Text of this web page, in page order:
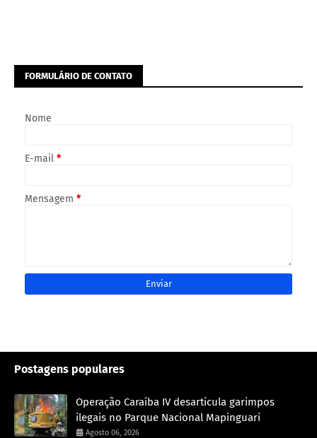
FORMULÁRIO DE CONTATO
Nome
E-mail *
Mensagem *
Postagens populares
Operação Caraíba IV desarticula garimpos
ilegais no Parque Nacional Mapinguari
Agosto 06, 2026